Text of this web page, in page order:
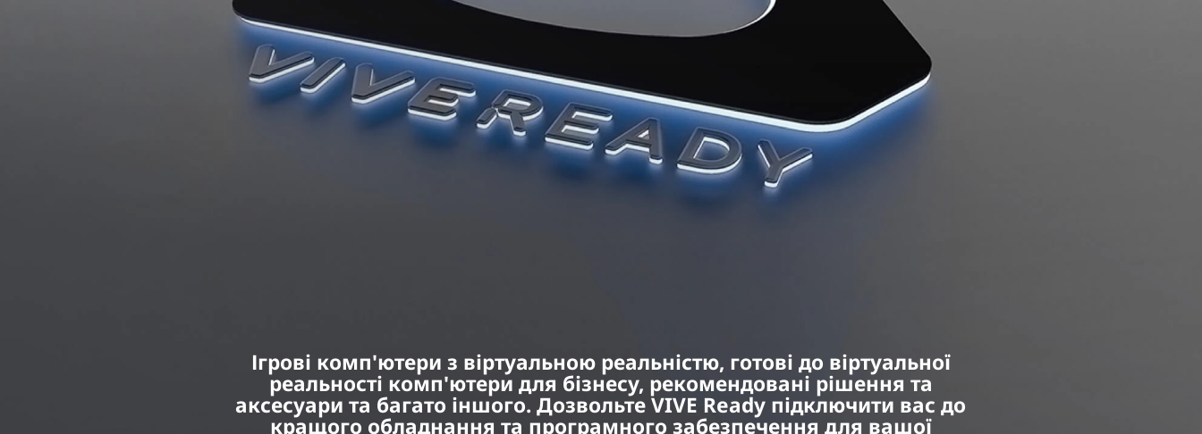
забезпечення
Ігрові комп'ютери з віртуальною реальністю, готові до віртуальної
реальності комп'ютери для бізнесу, рекомендовані рішення та
аксесуари та багато іншого. Дозвольте VIVE Ready підключити вас до
кращого обладнання та програмного забезпечення для вашої